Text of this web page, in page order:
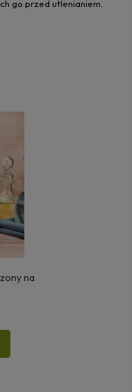
go przed utlenianiem.
na